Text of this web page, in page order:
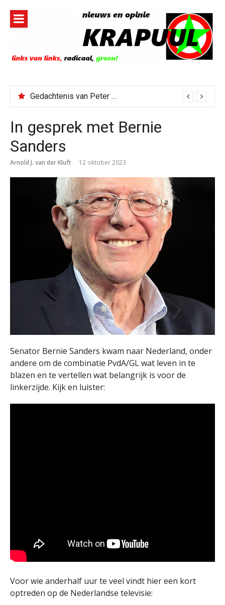
inhoud
Gedachtenis van Peter Faber
In gesprek met Bernie
Sanders
Arnold J. van der Kluft 12 oktober 2023
Senator Bernie Sanders kwam naar Nederland, onder
andere om de combinatie PvdA/GL wat leven in te
blazen en te vertellen wat belangrijk is voor de
linkerzijde. Kijk en luister:
Voor wie anderhalf uur te veel vindt hier een kort
optreden op de Nederlandse televisie: